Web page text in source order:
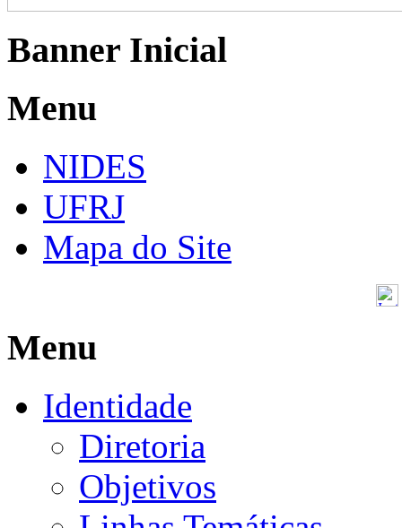
Banner Inicial
Menu
NIDES
UFRJ
Mapa do Site
Menu
Identidade
Diretoria
Objetivos